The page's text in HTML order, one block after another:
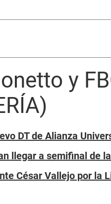
y
DT de Alianza
llegar a semifinal de
César Vallejo por la